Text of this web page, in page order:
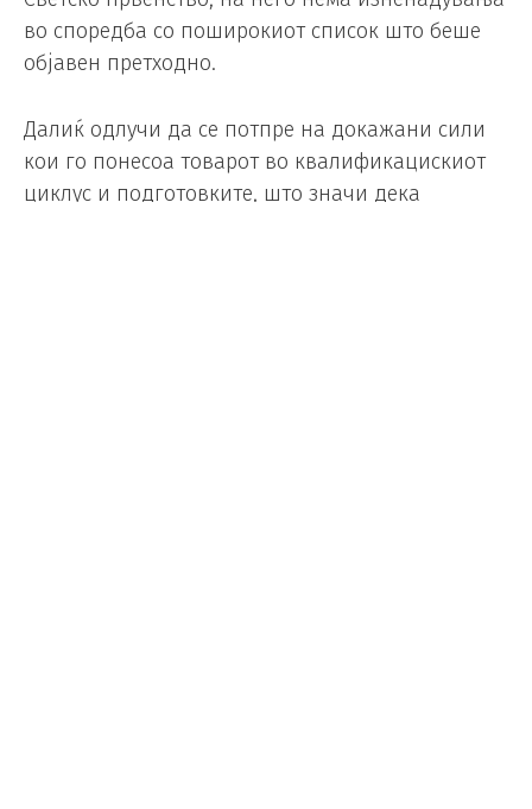
во споредба со поширокиот список што беше
објавен претходно.
Далиќ одлучи да се потпре на докажани сили
кои го понесоа товарот во квалификацискиот
циклус и подготовките, што значи дека